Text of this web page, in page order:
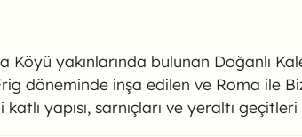
yakınlarında bulunan Doğanlı
döneminde inşa edilen ve Roma ile
yapısı, sarnıçları ve yeraltı